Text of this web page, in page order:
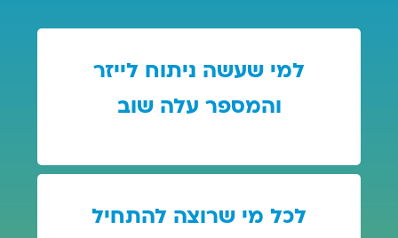
למי שעשה ניתוח לייזר
והמספר עלה שוב
לכל מי שרוצה להתחיל